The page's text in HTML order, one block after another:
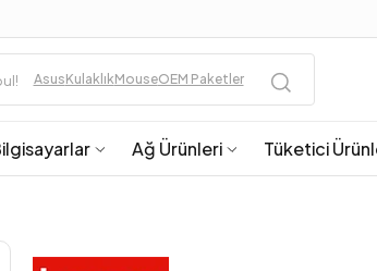
AsusKulaklıkMouseOEM Paketler
Ağ Ürünleri Tüketici